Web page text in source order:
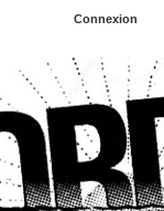
Connexion